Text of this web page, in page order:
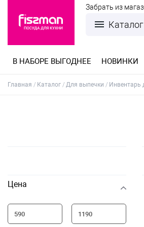
Каталог
Забрать из
В НАБОРЕ ВЫГОДНЕЕ НОВИНКИ
Главная Каталог Для выпечки Инвентарь
Цена